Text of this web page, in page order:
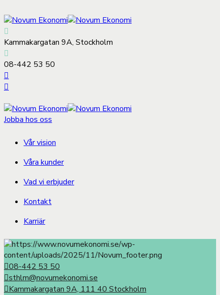
Kammakargatan 9A, Stockholm
08-442 53 50
Jobba hos oss
Vår vision
Våra kunder
Vad vi erbjuder
Kontakt
Karriär
08-442 53 50
sthlm@novumekonomi.se
Kammakargatan 9A, 111 40 Stockholm